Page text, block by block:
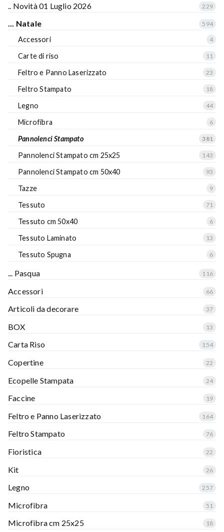
.. Novità 01 Luglio 2026 229
... Natale 594
Accessori 4
Carte di riso 11
Feltro e Panno Laserizzato 23
Feltro Stampato 18
Legno 44
Microfibra 6
Pannolenci Stampato 381
Pannolenci Stampato cm 25x25 143
Pannolenci Stampato cm 50x40 93
Tazze 9
Tessuto 71
Tessuto cm 50x40 6
Tessuto Laminato 13
Tessuto Spugna 6
... Pasqua 116
Accessori 66
Articoli da decorare 37
BOX 13
Carta Riso 154
Copertine 22
Ecopelle Stampata 24
Faccine 19
Feltro e Panno Laserizzato 164
Feltro Stampato 76
Fioristica 22
Kit 26
Legno 257
Microfibra 51
Microfibra cm 25x25 18